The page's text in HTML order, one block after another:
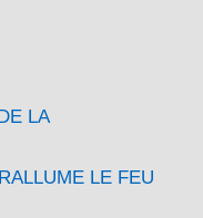
LA
LE FEU